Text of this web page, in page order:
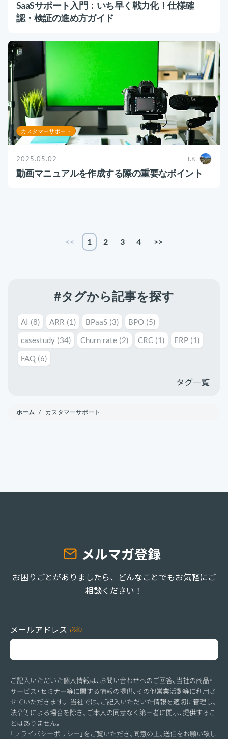
SaaSサポート入門：いち早く戦力化！仕様確
認・検証の進め方ガイド
カスタマーサポート
2025.05.02 T.K
動画マニュアルを作成する際の重要なポイント
<< 1 2 3 4 >>
#タグから記事を探す
AI (8) ARR (1) BPaaS (3) BPO (5)
casestudy (34) Churn rate (2) CRC (1) ERP (1)
FAQ (6)
タグ一覧
ホーム / カスタマーサポート
メルマガ登録
お困りごとがありましたら、どんなことでもお気軽にご
相談ください！
メールアドレス
ご記入いただいた個人情報は、お問い合わせへのご回答、当社の商品・
サービス・セミナー等に関する情報の提供、その他営業活動等に利用さ
せていただきます。 当社では、ご記入いただいた情報を適切に管理し、
法令等による場合を除き、ご本人の同意なく第三者に開示、提供するこ
とはありません。
「プライバシーポリシー 」をご覧いただき、同意の上、送信をお願い致し